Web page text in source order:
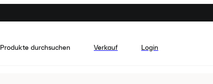
Produkte durchsuchen Verkauf Login